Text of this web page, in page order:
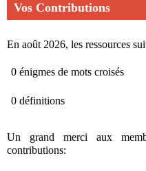
Vos Contributions
En août 2026, les ressources
0 énigmes de mots croisés
0 définitions
Un grand merci aux
contributions: